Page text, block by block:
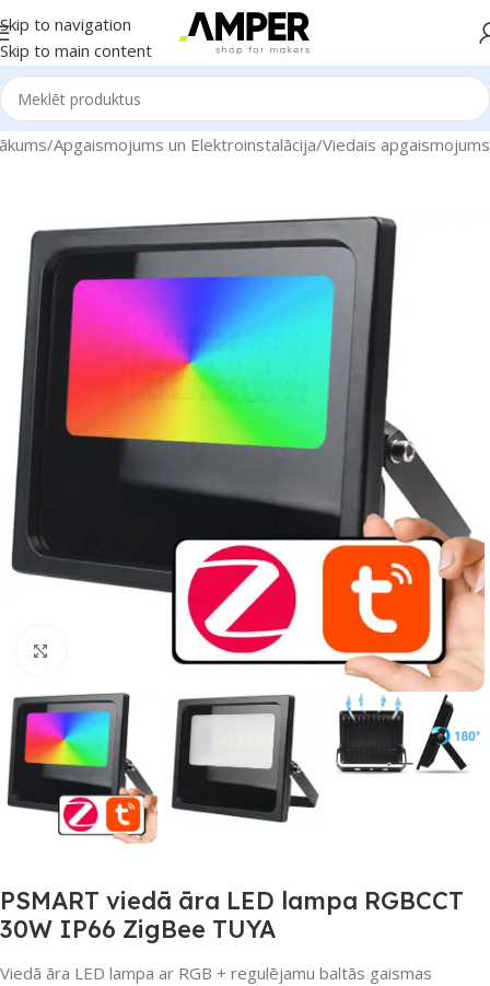
Skip to navigation
Skip to main content
/Apgaismojums un Elektroinstalācija/Viedais apgaismojums
Noklikšķiniet, lai palielinātu
PSMART viedā āra LED lampa RGBCCT
30W IP66 ZigBee TUYA
Viedā āra LED lampa ar RGB + regulējamu baltās gaismas